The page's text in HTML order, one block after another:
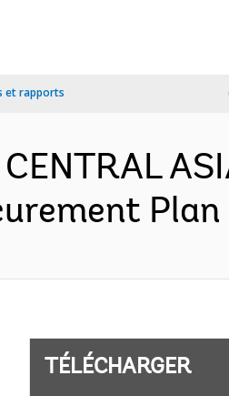
et rapports
Plan
TÉLÉCHARGER